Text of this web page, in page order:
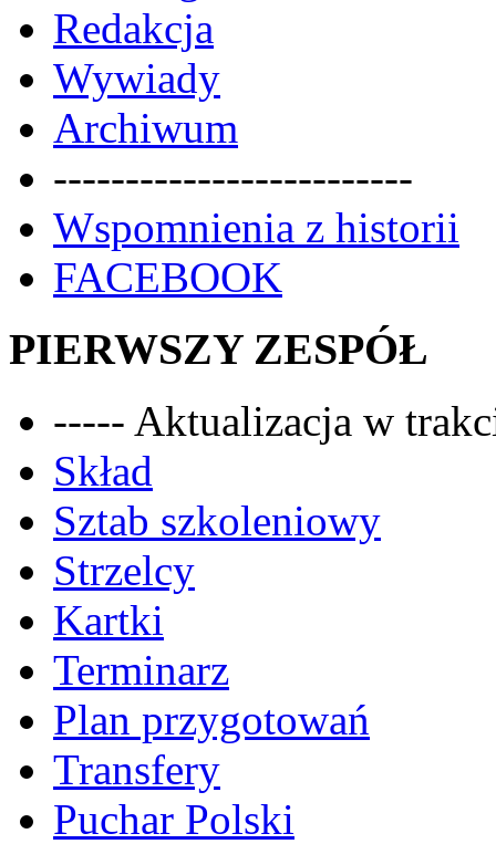
Redakcja
Wywiady
Archiwum
-------------------------
Wspomnienia z historii
FACEBOOK
PIERWSZY ZESPÓŁ
----- Aktualizacja w
Skład
Sztab szkoleniowy
Strzelcy
Kartki
Terminarz
Plan przygotowań
Transfery
Puchar Polski